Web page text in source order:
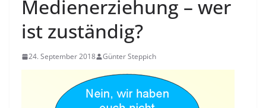
Medienerziehung – wer
ist zuständig?
24. September 2018 Günter Steppich